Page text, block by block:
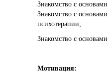
Знакомство с
Знакомство с
психотерапии;
Знакомство с
Мотивация: